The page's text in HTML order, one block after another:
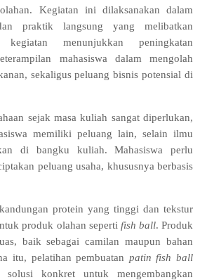
Kegiatan ini dilaksanakan dalam
praktik langsung yang melibatkan
menunjukkan peningkatan
mahasiswa dalam mengolah
sekaligus peluang bisnis potensial di
sejak masa kuliah sangat diperlukan,
memiliki peluang lain, selain ilmu
di bangku kuliah. Mahasiswa perlu
peluang usaha, khususnya berbasis
protein yang tinggi dan tekstur
produk olahan seperti fish ball. Produk
baik sebagai camilan maupun bahan
itu, pelatihan pembuatan patin fish ball
konkret untuk mengembangkan